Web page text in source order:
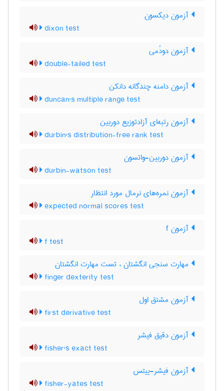
آزمون دیکسون
dixon test
آزمون دودُمی
double-tailed test
آزمون دامنه چندگانه دانکن
duncan's multiple range test
آزمون رتبه‌ای آزادتوزیع دوربین
durbin's distribution-free rank test
آزمون دوربین-واتسون
durbin-watson test
آزمون نمره‌های نرمال مورد انتظار
expected normal scores test
آزمون f
f test
مهارت سنجی انگشتان ، تست مهارت انگشتان
finger dexterity test
آزمون مشتق اول
first derivative test
آزمون دقیق فیشر
fisher's exact test
آزمون فیشر-ییتس
fisher-yates test